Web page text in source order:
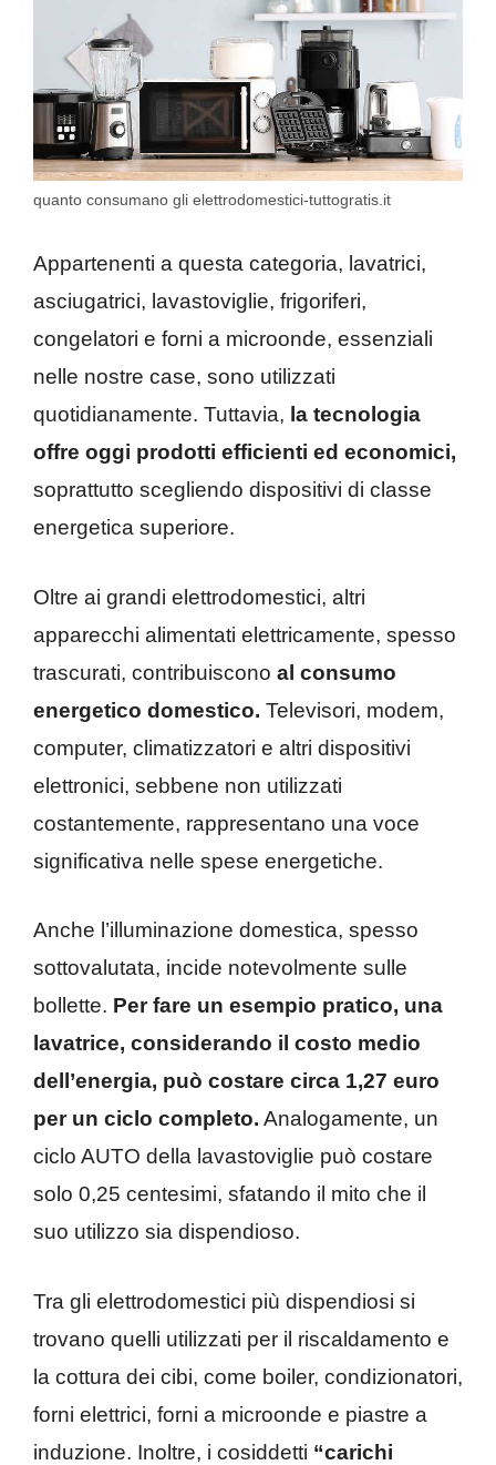
quanto consumano gli elettrodomestici-tuttogratis.it
Appartenenti a questa categoria, lavatrici,
asciugatrici, lavastoviglie, frigoriferi,
congelatori e forni a microonde, essenziali
nelle nostre case, sono utilizzati
quotidianamente. Tuttavia, la tecnologia
offre oggi prodotti efficienti ed economici,
soprattutto scegliendo dispositivi di classe
energetica superiore.
Oltre ai grandi elettrodomestici, altri
apparecchi alimentati elettricamente, spesso
trascurati, contribuiscono al consumo
energetico domestico. Televisori, modem,
computer, climatizzatori e altri dispositivi
elettronici, sebbene non utilizzati
costantemente, rappresentano una voce
significativa nelle spese energetiche.
Anche l’illuminazione domestica, spesso
sottovalutata, incide notevolmente sulle
bollette. Per fare un esempio pratico, una
lavatrice, considerando il costo medio
dell’energia, può costare circa 1,27 euro
per un ciclo completo. Analogamente, un
ciclo AUTO della lavastoviglie può costare
solo 0,25 centesimi, sfatando il mito che il
suo utilizzo sia dispendioso.
Tra gli elettrodomestici più dispendiosi si
trovano quelli utilizzati per il riscaldamento e
la cottura dei cibi, come boiler, condizionatori,
forni elettrici, forni a microonde e piastre a
induzione. Inoltre, i cosiddetti “carichi